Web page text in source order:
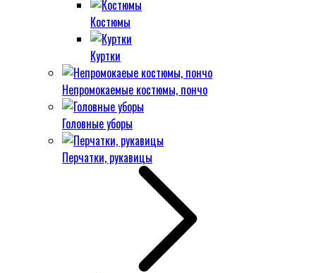
Костюмы
Куртки
Непромокаемые костюмы, пончо
Головные уборы
Перчатки, рукавицы